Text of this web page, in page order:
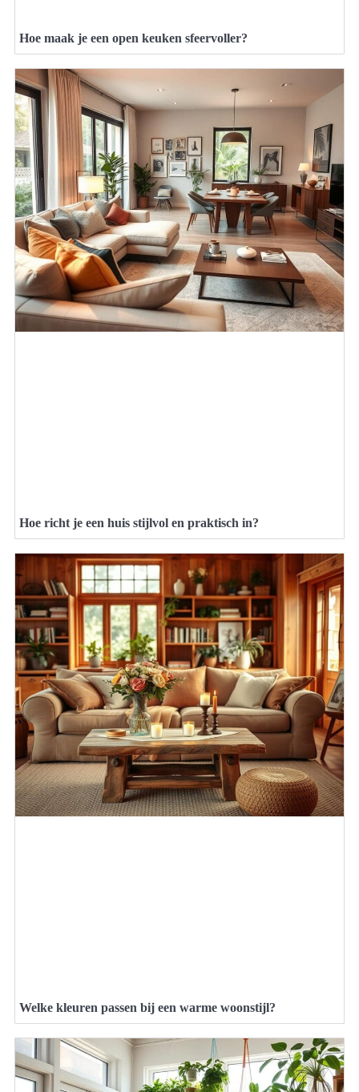
Hoe maak je een open keuken sfeervoller?
Hoe richt je een huis stijlvol en praktisch in?
Welke kleuren passen bij een warme woonstijl?